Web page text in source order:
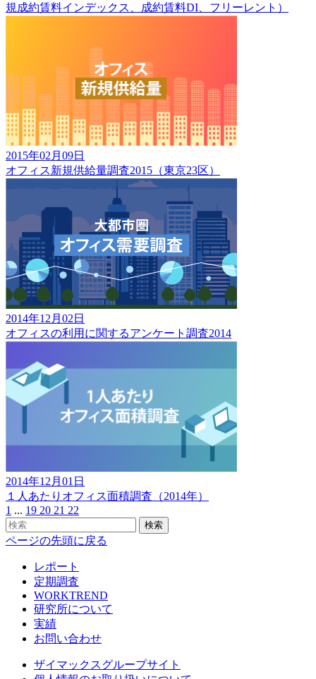
規成約賃料インデックス、成約賃料DI、フリーレント）
2015年02月09日
オフィス新規供給量調査2015（東京23区）
2014年12月02日
オフィスの利用に関するアンケート調査2014
2014年12月01日
１人あたりオフィス面積調査（2014年）
1 ... 19 20 21 22
検索
ページの先頭に戻る
レポート
定期調査
WORKTREND
研究所について
実績
お問い合わせ
ザイマックスグループサイト